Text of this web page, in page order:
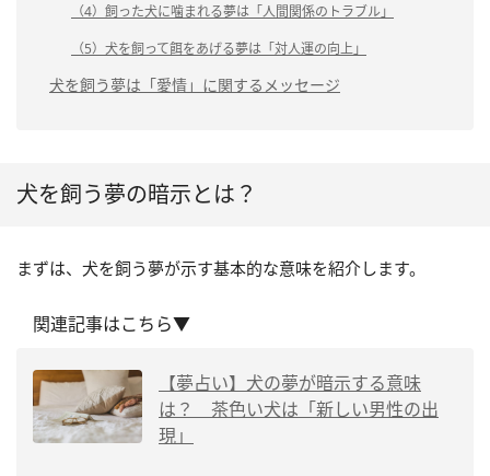
（4）飼った犬に噛まれる夢は「人間関係のトラブル」
（5）犬を飼って餌をあげる夢は「対人運の向上」
犬を飼う夢は「愛情」に関するメッセージ
犬を飼う夢の暗示とは？
まずは、犬を飼う夢が示す基本的な意味を紹介します。
関連記事はこちら▼
【夢占い】犬の夢が暗示する意味
は？ 茶色い犬は「新しい男性の出
現」